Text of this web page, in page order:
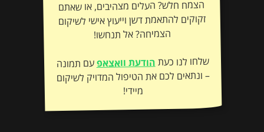
הצמח חלש? העלים מצהיבים, או שאתם
זקוקים להתאמת דשן וייעוץ אישי לשיקום
הצמיחה? אל תנחשו!
שלחו לנו כעתהודעת וואצאפעם תמונה
– ונתאים לכם את הטיפול המדויק לשיקום
מיידי!